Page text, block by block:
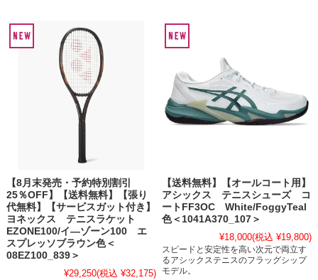
【8月末発売・予約特別割引
25％OFF】【送料無料】【張り
代無料】【サービスガット付き】
ヨネックス テニスラケット
EZONE100/イ―ゾーン100 エ
スプレッソブラウン色＜
08EZ100_839＞
¥29,250(税込 ¥32,175)
【送料無料】【オールコート用】
アシックス テニスシューズ コ
ートFF3OC White/FoggyTeal
色＜1041A370_107＞
¥18,000(税込 ¥19,800)
スピードと安定性を高い次元で両立す
るアシックステニスのフラッグシップ
モデル。